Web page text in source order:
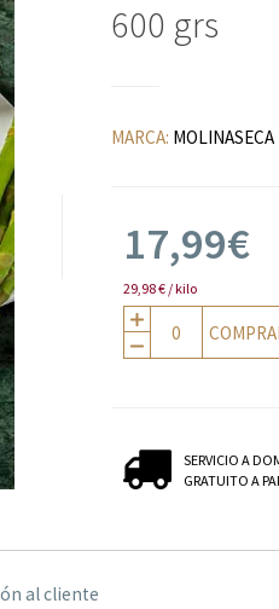
600 grs
MARCA: MOLINASECA
17,99€
29,98 € / kilo
SERVICIO A
GRATUITO A
al cliente